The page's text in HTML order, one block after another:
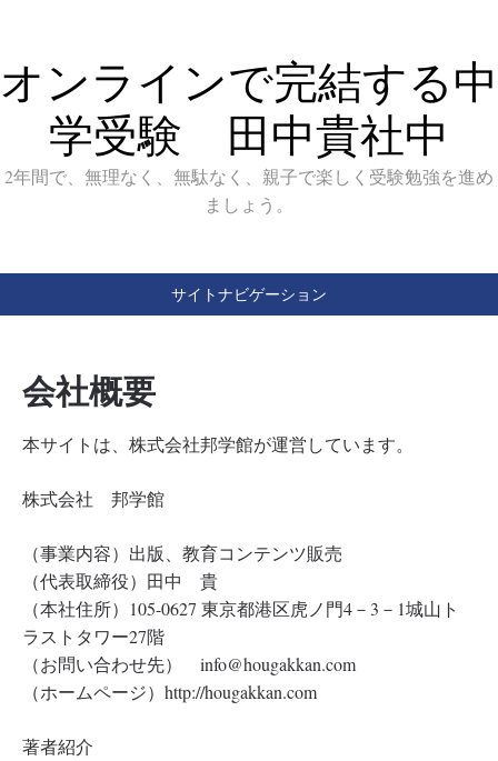
オンラインで完結する中
学受験 田中貴社中
2年間で、無理なく、無駄なく、親子で楽しく受験勉強を進め
ましょう。
サイトナビゲーション
会社概要
本サイトは、株式会社邦学館が運営しています。
株式会社 邦学館
（事業内容）出版、教育コンテンツ販売
（代表取締役）田中 貴
（本社住所）105-0627 東京都港区虎ノ門4－3－1城山ト
ラストタワー27階
（お問い合わせ先） info@hougakkan.com
（ホームページ）http://hougakkan.com
著者紹介